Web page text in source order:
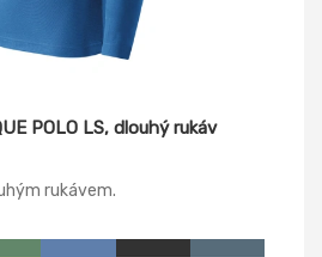
POLO LS, dlouhý rukáv
rukávem.